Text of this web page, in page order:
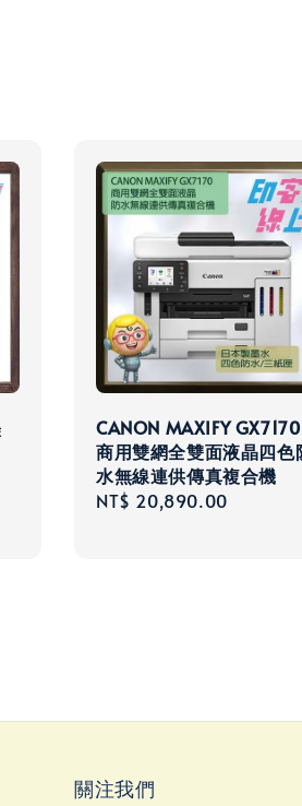
CANON MAXIFY GX7170
商用雙網全雙面液晶四色
水無線連供傳真複合機
Regular
NT$ 20,890.00
關注我們